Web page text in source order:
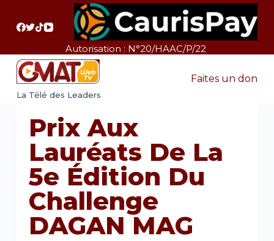
a
Autorisation : N°20/HAAC/P/22
La Télé des Leaders
Faites un don
Prix Aux
Lauréats De La
5e Édition Du
Challenge
DAGAN MAG